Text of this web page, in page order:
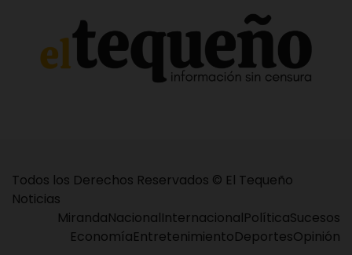
Todos los Derechos Reservados © El Tequeño
Noticias
MirandaNacionalInternacionalPolíticaSucesos
EconomíaEntretenimientoDeportesOpinión